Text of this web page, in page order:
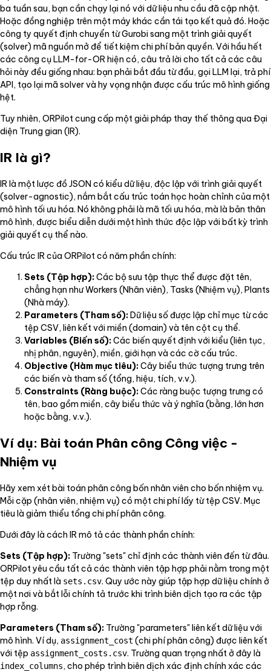
ba tuần sau, bạn cần chạy lại nó với dữ liệu nhu cầu đã cập nhật.
Hoặc đồng nghiệp trên một máy khác cần tái tạo kết quả đó. Hoặc
công ty quyết định chuyển từ Gurobi sang một trình giải quyết
(solver) mã nguồn mở để tiết kiệm chi phí bản quyền. Với hầu hết
các công cụ LLM-for-OR hiện có, câu trả lời cho tất cả các câu
hỏi này đều giống nhau: bạn phải bắt đầu từ đầu, gọi LLM lại, trả phí
API, tạo lại mã solver và hy vọng nhận được cấu trúc mô hình giống
hệt.
Tuy nhiên, ORPilot cung cấp một giải pháp thay thế thông qua Đại
diện Trung gian (IR).
IR là gì?
IR là một lược đồ JSON có kiểu dữ liệu, độc lập với trình giải quyết
(solver-agnostic), nắm bắt cấu trúc toán học hoàn chỉnh của một
mô hình tối ưu hóa. Nó không phải là mã tối ưu hóa, mà là bản thân
mô hình, được biểu diễn dưới một hình thức độc lập với bất kỳ trình
giải quyết cụ thể nào.
Cấu trúc IR của ORPilot có năm phần chính:
Sets (Tập hợp):Các bộ sưu tập thực thể được đặt tên,
chẳng hạn như Workers (Nhân viên), Tasks (Nhiệm vụ), Plants
(Nhà máy).
Parameters (Tham số):Dữ liệu số được lập chỉ mục từ các
tệp CSV, liên kết với miền (domain) và tên cột cụ thể.
Variables (Biến số):Các biến quyết định với kiểu (liên tục,
nhị phân, nguyên), miền, giới hạn và các cờ cấu trúc.
Objective (Hàm mục tiêu):Cây biểu thức tượng trưng trên
các biến và tham số (tổng, hiệu, tích, v.v.).
Constraints (Ràng buộc):Các ràng buộc tượng trưng có
tên, bao gồm miền, cây biểu thức và ý nghĩa (bằng, lớn hơn
hoặc bằng, v.v.).
Ví dụ: Bài toán Phân công Công việc -
Nhiệm vụ
Hãy xem xét bài toán phân công bốn nhân viên cho bốn nhiệm vụ.
Mỗi cặp (nhân viên, nhiệm vụ) có một chi phí lấy từ tệp CSV. Mục
tiêu là giảm thiểu tổng chi phí phân công.
Dưới đây là cách IR mô tả các thành phần chính:
Sets (Tập hợp): Trường "sets" chỉ định các thành viên đến từ đâu.
ORPilot yêu cầu tất cả các thành viên tập hợp phải nằm trong một
tệp duy nhất là sets.csv. Quy ước này giúp tập hợp dữ liệu chính ở
một nơi và bắt lỗi chính tả trước khi trình biên dịch tạo ra các tập
hợp rỗng.
Parameters (Tham số): Trường "parameters" liên kết dữ liệu với
mô hình. Ví dụ, assignment_cost (chi phí phân công) được liên kết
với tệp assignment_costs.csv. Trường quan trọng nhất ở đây là
index_columns, cho phép trình biên dịch xác định chính xác các